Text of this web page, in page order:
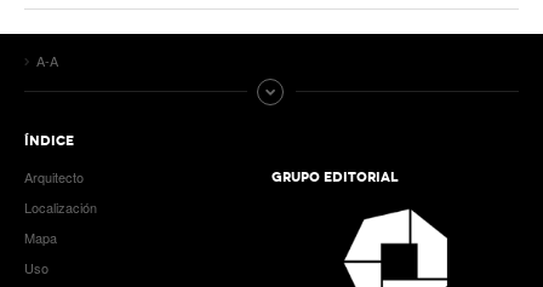
A-A
ÍNDICE
Arquitecto
Localización
Mapa
Uso
GRUPO EDITORIAL